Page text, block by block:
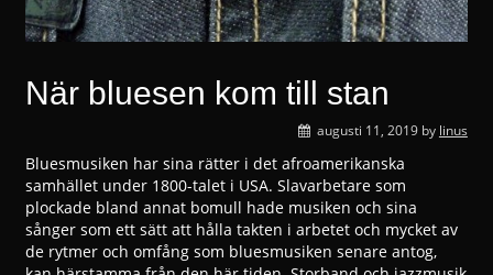
När bluesen kom till stan
augusti 11, 2019by linus
Bluesmusiken har sina rätter i det afroamerikanska
samhället under 1800-talet i USA. Slavarbetare som
plockade bland annat bomull hade musiken och sina
sånger som ett sätt att hålla takten i arbetet och mycket av
de rytmer och omfång som bluesmusiken senare antog,